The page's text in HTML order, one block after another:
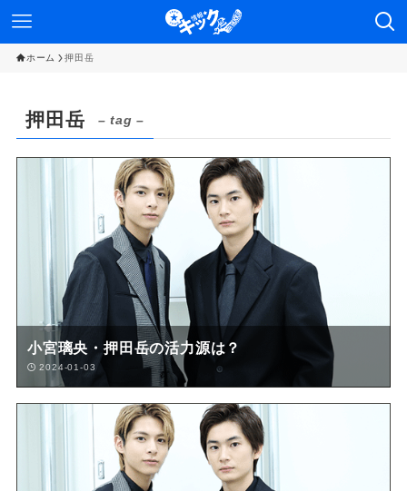
ホーム 押田岳
押田岳 – tag –
小宮璃央・押田岳の活力源は？
2024-01-03